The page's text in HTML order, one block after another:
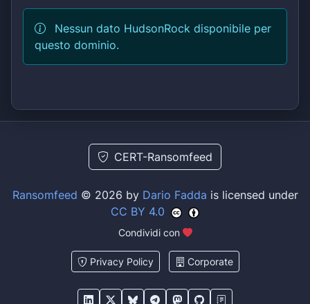
Nessun dato HudsonRock disponibile per
questo dominio.
CERT-Ransomfeed
Ransomfeed © 2026 by Dario Fadda is licensed under
CC BY 4.0
Condividi con
Privacy Policy Corporate